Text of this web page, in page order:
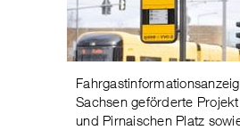
Sachsen geförderte
und Pirnaischen Platz